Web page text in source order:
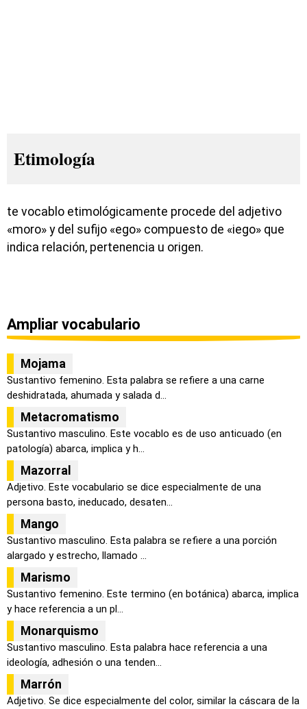
Etimología
te vocablo etimológicamente procede del adjetivo
«moro» y del sufijo «ego» compuesto de «iego» que
indica relación, pertenencia u origen.
Ampliar vocabulario
Mojama
Sustantivo femenino. Esta palabra se refiere a una carne
deshidratada, ahumada y salada d...
Metacromatismo
Sustantivo masculino. Este vocablo es de uso anticuado (en
patología) abarca, implica y h...
Mazorral
Adjetivo. Este vocabulario se dice especialmente de una
persona basto, ineducado, desaten...
Mango
Sustantivo masculino. Esta palabra se refiere a una porción
alargado y estrecho, llamado ...
Marismo
Sustantivo femenino. Este termino (en botánica) abarca, implica
y hace referencia a un pl...
Monarquismo
Sustantivo masculino. Esta palabra hace referencia a una
ideología, adhesión o una tenden...
Marrón
Adjetivo. Se dice especialmente del color, similar la cáscara de la